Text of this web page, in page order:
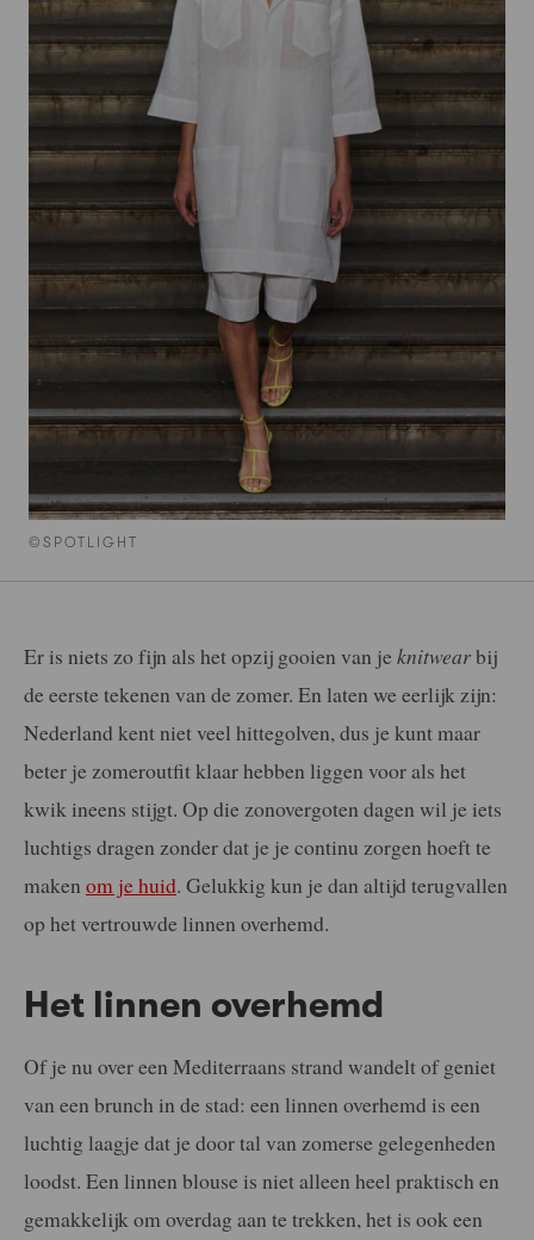
©SPOTLIGHT
Er is niets zo fijn als het opzij gooien van je knitwearbij
de eerste tekenen van de zomer. En laten we eerlijk zijn:
Nederland kent niet veel hittegolven, dus je kunt maar
beter je zomeroutfit klaar hebben liggen voor als het
kwik ineens stijgt. Op die zonovergoten dagen wil je iets
luchtigs dragen zonder dat je je continu zorgen hoeft te
maken om je huid. Gelukkig kun je dan altijd terugvallen
op het vertrouwde linnen overhemd.
Het linnen overhemd
Of je nu over een Mediterraans strand wandelt of geniet
van een brunch in de stad: een linnen overhemd is een
luchtig laagje dat je door tal van zomerse gelegenheden
loodst. Een linnen blouse is niet alleen heel praktisch en
gemakkelijk om overdag aan te trekken, het is ook een